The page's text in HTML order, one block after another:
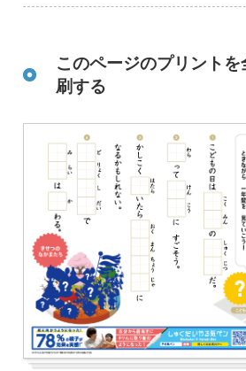
このページのプリント
刷する